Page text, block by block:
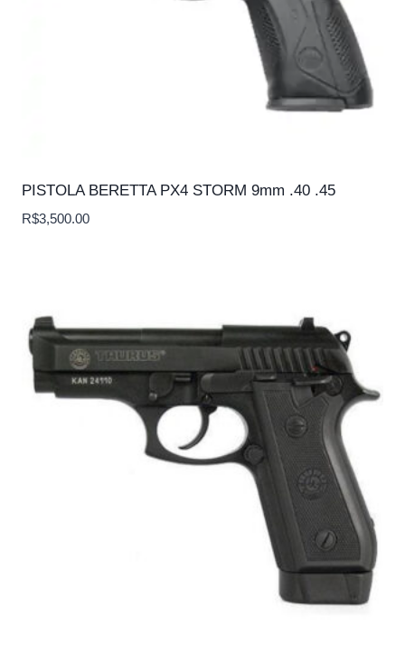
PISTOLA BERETTA PX4 STORM 9mm .40 .45
R$3,500.00